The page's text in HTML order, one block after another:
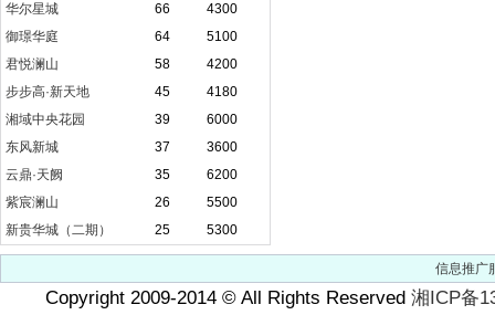
华尔星城
66
4300
御璟华庭
64
5100
君悦澜山
58
4200
步步高·新天地
45
4180
湘域中央花园
39
6000
东风新城
37
3600
云鼎·天阙
35
6200
紫宸澜山
26
5500
新贵华城（二期）
25 5300
信息推广
Copyright 2009-2014 ©All Rights Reserved 湘ICP备